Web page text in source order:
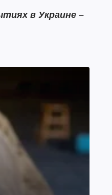
в Украине –